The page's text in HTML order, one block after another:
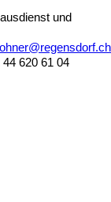
und
44 620 61 04